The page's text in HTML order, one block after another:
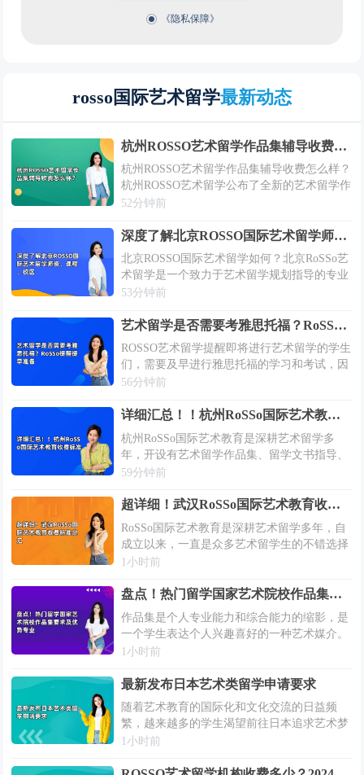
《隐私保障》
rosso国际艺术留学最新动态
杭州ROSSO艺术留学作品集辅导收费怎么样？
杭州ROSSO艺术留学作品集辅导收费怎么样？
杭州ROSSO艺术留学公布了全新的艺术留学作
品集辅导收费信息！ROSSO旨在为每年计划进
指导教学班，以满足不同艺术专...
52分钟前
深度了解北京ROSSO国际艺术留学师资、课程、校区
北京ROSSO国际艺术留学如何？北京RoSSo艺
术留学是一个致力于艺术留学规划指导的专业
中介机构，每年帮助众多准艺术留学生准备留
艺术领域提升综合水平提供强有力的...
53分钟前
艺术留学是否需要考雅思托福？RoSSo提醒提早准备
ROSSO艺术留学提醒即将进行艺术留学的学生
们，需要及早进行雅思托福的学习和考试，因
为这是艺术留学准备期间必不可少的一项评估
56分钟前
详细汇总！！杭州RoSSo国际艺术教育收费标准
杭州RoSSo国际艺术教育是深耕艺术留学多
年，开设有艺术留学作品集、留学文书指导、
背景提升等主要艺术留学指导课程，还考虑到
LEVEL艺术课程、AP艺术课程、BTEC...
59分钟前
超详细！武汉RoSSo国际艺术教育收费标准总汇
RoSSo国际艺术教育是深耕艺术留学多年，自
成立以来，一直是众多艺术留学生的不错选择
之一。武汉RoSSo国际艺术教育深知艺术留学
VIP院校计划受到不少关注，还针...
1小时前
盘点！热门留学国家艺术院校作品集要求及优势专业
作品集是个人专业能力和综合能力的缩影，是
一个学生表达个人兴趣喜好的一种艺术媒介。
各个国家艺术院校对于作品集要求是不同的，
么？有哪些优势专业呢？小编汇总了热门留学
国...
1小时前
最新发布日本艺术类留学申请要求
随着艺术教育的国际化和文化交流的日益频
繁，越来越多的学生渴望前往日本追求艺术梦
想。2026年，日本的艺术类留学项目继续以其
艺术理念吸引着全球的目光。无论是传统的...
1小时前